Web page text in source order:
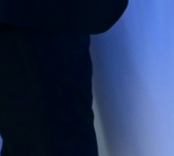
عملياتنا